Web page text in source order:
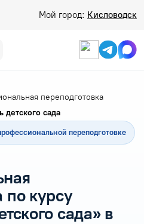
Мой город: Кисловодск
переподготовка
детского сада
переподготовке
по курсу
сада» в